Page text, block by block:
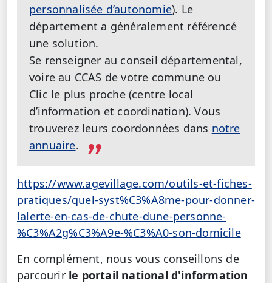
personnalisée d’autonomie). Le
département a généralement référencé
une solution.
Se renseigner au conseil départemental,
voire au CCAS de votre commune ou
Clic le plus proche (centre local
d’information et coordination). Vous
trouverez leurs coordonnées dans notre
annuaire.
https://www.agevillage.com/outils-et-fiches-
pratiques/quel-syst%C3%A8me-pour-donner-
lalerte-en-cas-de-chute-dune-personne-
%C3%A2g%C3%A9e-%C3%A0-son-domicile
En complément, nous vous conseillons de
parcourir le portail national d'information